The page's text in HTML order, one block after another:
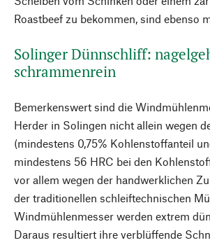
Roastbeef zu bekommen, sind ebenso
Solinger Dünnschliff:
schrammenrein
Bemerkenswert sind die
Herder in Solingen nicht allein wegen
(mindestens 0,75% Kohlenstoffanteil
mindestens 56 HRC bei den
vor allem wegen der handwerklichen
der traditionellen schleiftechnischen
Windmühlenmesser werden extrem
Daraus resultiert ihre verblüffende